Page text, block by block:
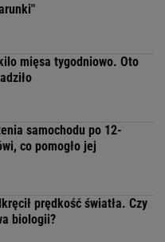
mięsa tygodniowo. Oto
samochodu po 12-
co pomogło jej
prędkość światła. Czy
biologii?